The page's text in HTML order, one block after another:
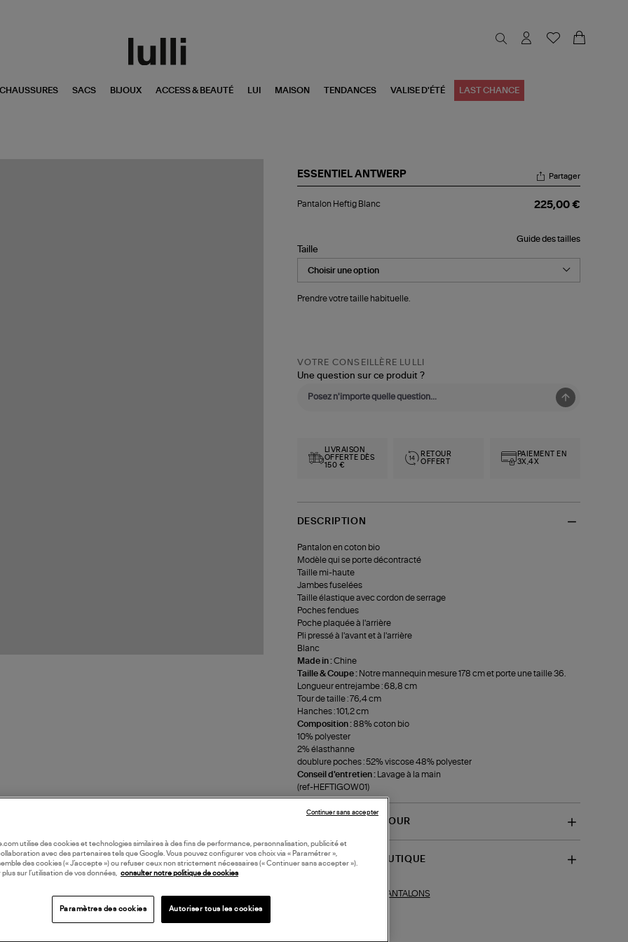
CHAUSSURES SACS BIJOUX ACCESS & BEAUTÉ LUI MAISON TENDANCES VALISE D'ÉTÉ LAST CHANCE
ESSENTIEL ANTWERP
Heftig
Partager
Pantalon Heftig Blanc 225,00 €
Guide des tailles
Taille
Prendre votre taille habituelle.
VOTRE CONSEILLÈRE LULLI
Une question sur ce produit ?
LIVRAISON
OFFERTE DÈS
150 €
RETOUR
OFFERT
PAIEMENT EN
3X,4X
DESCRIPTION
Pantalon en coton bio
Modèle qui se porte décontracté
Taille mi-haute
Jambes fuselées
Taille élastique avec cordon de serrage
Poches fendues
Poche plaquée à l'arrière
Pli pressé à l'avant et à l'arrière
Blanc
Made in :Chine
Taille & Coupe : Notre mannequin mesure 178 cm et porte une taille 36.
Longueur entrejambe : 68,8 cm
Tour de taille : 76,4 cm
Hanches : 101,2 cm
Composition :88% coton bio
10% polyester
2% élasthanne
doublure poches : 52% viscose 48% polyester
Conseil d'entretien :
Lavage à la main
(ref-HEFTIGOW01)
LIVRAISON ET RETOUR
DISPONIBILITÉ BOUTIQUE
PANTALONS
utilise des cookies et technologies similaires à des fins de performance, personnalisation, publicité et
avec des partenaires tels que Google. Vous pouvez configurer vos choix via « Paramétrer »,
des cookies (« J’accepte ») ou refuser ceux non strictement nécessaires (« Continuer sans accepter »).
plus sur l’utilisation de vos données,
consulter notre politique de cookies
Paramètres des cookies Autoriser tous les cookies
Continuer sans accepter